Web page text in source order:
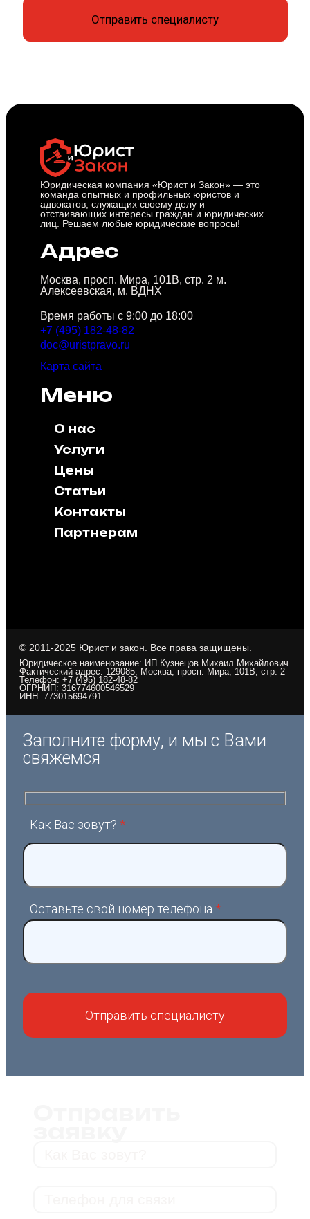
Юридическая компания «Юрист и Закон» — это
команда опытных и профильных юристов и
адвокатов, служащих своему делу и
отстаивающих интересы граждан и юридических
лиц. Решаем любые юридические вопросы!
Адрес
Москва, просп. Мира, 101В, стр. 2 м.
Алексеевская, м. ВДНХ
Время работы с 9:00 до 18:00
+7 (495) 182-48-82
doc@uristpravo.ru
Карта сайта
Меню
О нас
Услуги
Цены
Статьи
Контакты
Партнерам
© 2011-2025 Юрист и закон. Все права защищены.
Юридическое наименование: ИП Кузнецов Михаил Михайлович
Фактический адрес: 129085, Москва, просп. Мира, 101В, стр. 2
Телефон: +7 (495) 182-48-82
ОГРНИП: 316774600546529
ИНН: 773015694791
Заполните форму, и мы с Вами
свяжемся
Как Вас зовут? *
Оставьте свой номер телефона *